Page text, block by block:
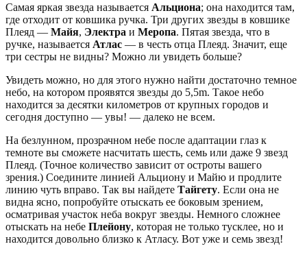
Самая яркая звезда называется Альциона; она находится там,
где отходит от ковшика ручка. Три других звезды в ковшике
Плеяд — Майя, Электра и Меропа. Пятая звезда, что в
ручке, называется Атлас — в честь отца Плеяд. Значит, еще
три сестры не видны? Можно ли увидеть больше?
Увидеть можно, но для этого нужно найти достаточно темное
небо, на котором проявятся звезды до 5,5m. Такое небо
находится за десятки километров от крупных городов и
сегодня доступно — увы! — далеко не всем.
На безлунном, прозрачном небе после адаптации глаз к
темноте вы сможете насчитать шесть, семь или даже 9 звезд
Плеяд. (Точное количество зависит от остроты вашего
зрения.) Соедините линией Альциону и Майю и продлите
линию чуть вправо. Так вы найдете Тайгету. Если она не
видна ясно, попробуйте отыскать ее боковым зрением,
осматривая участок неба вокруг звезды. Немного сложнее
отыскать на небе Плейону, которая не только тусклее, но и
находится довольно близко к Атласу. Вот уже и семь звезд!